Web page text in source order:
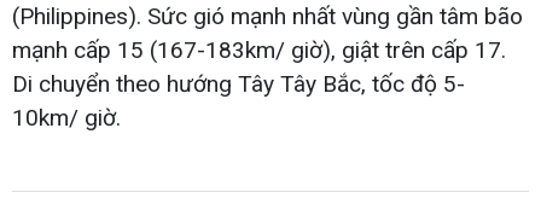
(Philippines). Sức gió mạnh nhất vùng gần tâm bão
mạnh cấp 15 (167-183km/ giờ), giật trên cấp 17.
Di chuyển theo hướng Tây Tây Bắc, tốc độ 5-
10km/ giờ.